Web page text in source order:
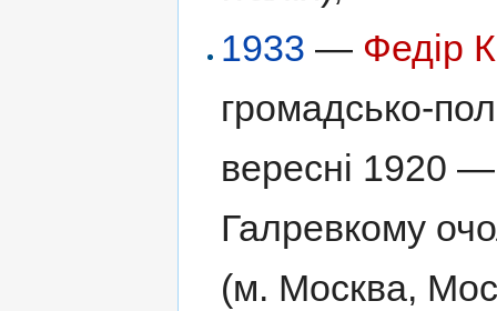
1933 — Федір
громадсько-
вересні 1920 —
Галревкому
(м. Москва,